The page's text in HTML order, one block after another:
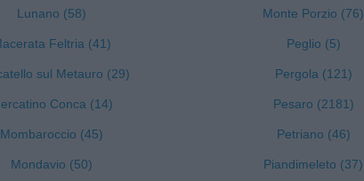
Lunano (58)
Feltria (41)
sul Metauro (29)
Conca (14)
Mombaroccio (45)
Mondavio (50)
Monte Porzio (76)
Peglio (5)
Pergola (121)
Pesaro (2181)
Petriano (46)
Piandimeleto (37)